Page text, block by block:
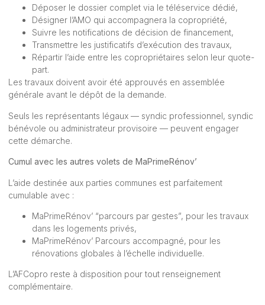
Déposer le dossier complet via le téléservice dédié,
Désigner l’AMO qui accompagnera la copropriété,
Suivre les notifications de décision de financement,
Transmettre les justificatifs d’exécution des travaux,
Répartir l’aide entre les copropriétaires selon leur quote-
part.
Les travaux doivent avoir été approuvés en assemblée
générale avant le dépôt de la demande.
Seuls les représentants légaux — syndic professionnel, syndic
bénévole ou administrateur provisoire — peuvent engager
cette démarche.
Cumul avec les autres volets de MaPrimeRénov’
L’aide destinée aux parties communes est parfaitement
cumulable avec :
MaPrimeRénov’ “parcours par gestes”, pour les travaux
dans les logements privés,
MaPrimeRénov’ Parcours accompagné, pour les
rénovations globales à l’échelle individuelle.
L’AFCopro reste à disposition pour tout renseignement
complémentaire.